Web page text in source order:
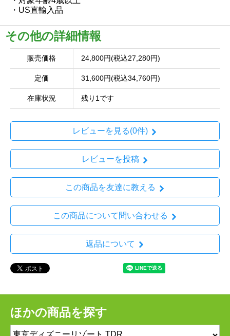
・US直輸入品
その他の詳細情報
販売価格 24,800円(税込27,280円)
定価 31,600円(税込34,760円)
在庫状況 残り1です
レビューを見る(0件)
レビューを投稿
この商品を友達に教える
この商品について問い合わせる
返品について
ほかの商品を探す